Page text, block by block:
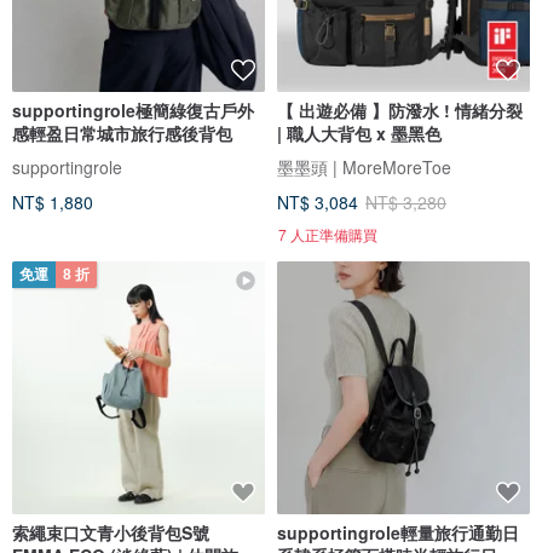
supportingrole極簡綠復古戶外
感輕盈日常城市旅行感後背包
supportingrole
NT$ 1,880
【 出遊必備 】防潑水 ! 情緒分裂
| 職人大背包 x 墨黑色
墨墨頭 | MoreMoreToe
NT$ 3,084 NT$ 3,280
7 人正準備購買
免運 8 折
索繩束口文青小後背包S號
supportingrole輕量旅行通勤日